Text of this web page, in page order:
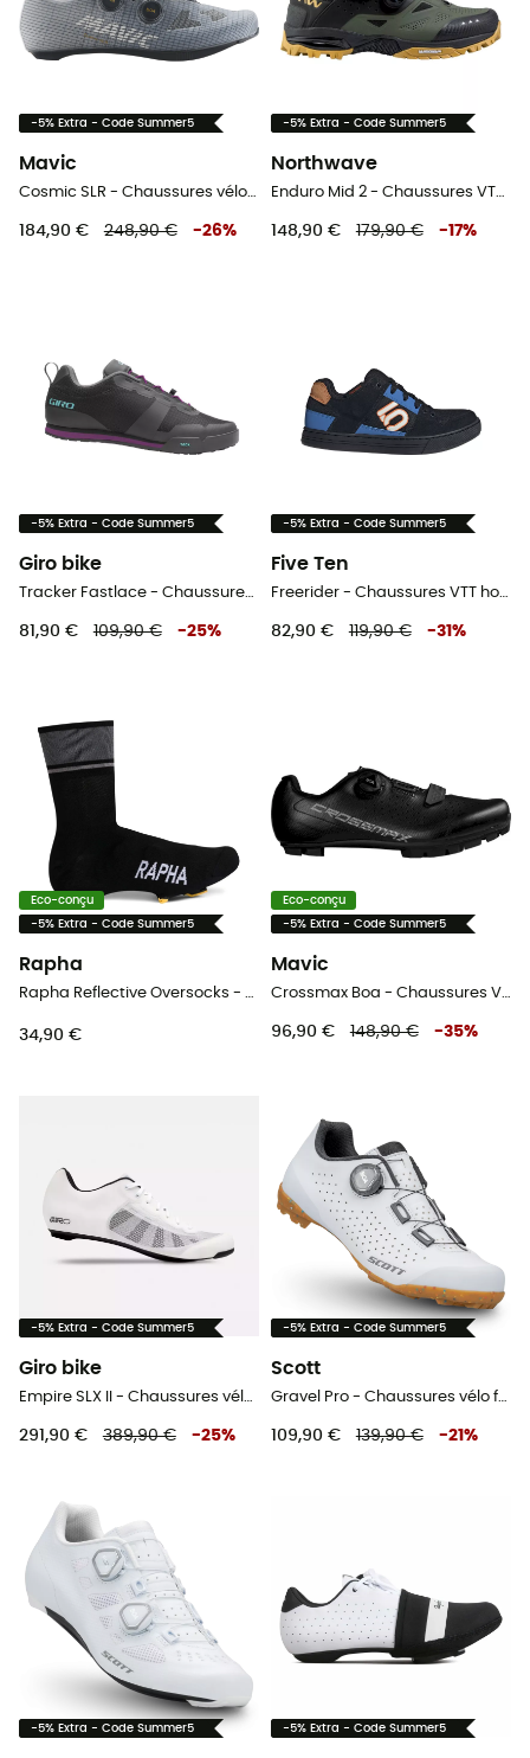
-5% Extra - Code Summer5
Mavic
Cosmic SLR - Chaussures vélo de route
184,90 € 248,90 € -26%
-5% Extra - Code Summer5
Northwave
Enduro Mid 2 - Chaussures VTT homme
148,90 € 179,90 € -17%
-5% Extra - Code Summer5
Giro bike
Tracker Fastlace - Chaussures VTT femme
81,90 € 109,90 € -25%
-5% Extra - Code Summer5
Five Ten
Freerider - Chaussures VTT homme
82,90 € 119,90 € -31 %
Eco-conçu
-5% Extra - Code Summer5
Rapha
Rapha Reflective Oversocks - Sur-chaussures vélo
34,90 €
Eco-conçu
-5% Extra - Code Summer5
Mavic
Crossmax Boa - Chaussures VTT
96,90 € 148,90 € -35%
-5% Extra - Code Summer5
Giro bike
Empire SLX II - Chaussures vélo de route homme
291,90 € 389,90 € -25%
-5% Extra - Code Summer5
Scott
Gravel Pro - Chaussures vélo femme
109,90 € 139,90 € -21 %
-5% Extra - Code Summer5 -5% Extra - Code Summer5